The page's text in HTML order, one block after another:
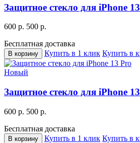
Защитное стекло для iPhone
600 р. 500 р.
Бесплатная доставка
В корзину Купить в 1 клик Купить в
Новый
Защитное стекло для iPhone
600 р. 500 р.
Бесплатная доставка
В корзину Купить в 1 клик Купить в